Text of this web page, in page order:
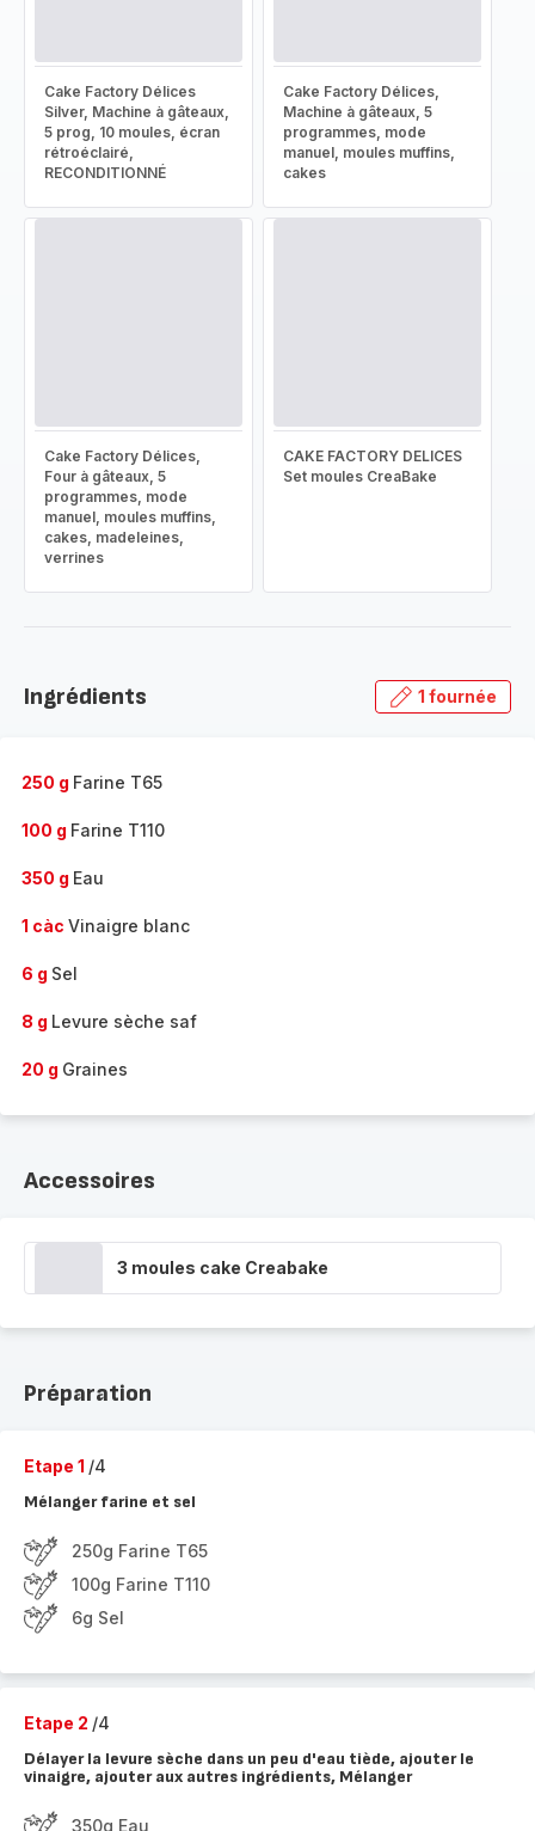
Cake Factory Délices
Silver, Machine à gâteaux,
5 prog, 10 moules, écran
rétroéclairé,
RECONDITIONNÉ
Cake Factory Délices,
Machine à gâteaux, 5
programmes, mode
manuel, moules muffins,
cakes
Cake Factory Délices,
Four à gâteaux, 5
programmes, mode
manuel, moules muffins,
cakes, madeleines,
verrines
CAKE FACTORY DELICES
Set moules CreaBake
Ingrédients 1 fournée
250 g Farine T65
100 g Farine T110
350 g Eau
1 càc Vinaigre blanc
6 g Sel
8 g Levure sèche saf
20 g Graines
Accessoires
3 moules cake Creabake
Préparation
Etape 1 /4
Mélanger farine et sel
250g Farine T65
100g Farine T110
6g Sel
Etape 2 /4
Délayer la levure sèche dans un peu d'eau tiède, ajouter le
vinaigre, ajouter aux autres ingrédients, Mélanger
350g Eau